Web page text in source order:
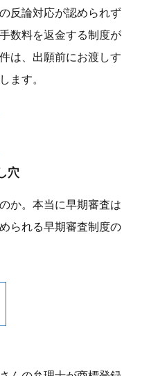
反論対応が認められず
数料を返金する制度が
は、出願前にお渡しす
ます。
穴
か。本当に早期審査は
られる早期審査制度の